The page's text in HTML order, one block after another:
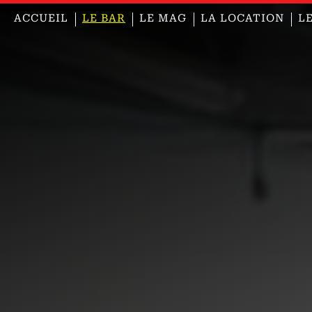
ACCUEIL LE BAR LE MAG LA LOCATION